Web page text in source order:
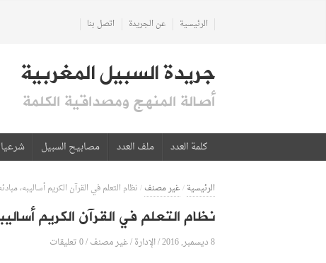
الرئيسية عن الجريدة اتصل بنا
جريدة السبيل المغربية
أصالة المنهج ومصداقية الكلمة
كلمة العدد ملف العدد مصابيح السبيل
الرئيسية/غير مصنف/نظام التعلم في القرآن الكريم أساليبه،
نظام التعلم في القرآن الكريم
8 ديسمبر, 2016 /الإدارة/غير مصنف/0 تعليقات